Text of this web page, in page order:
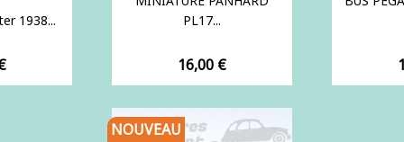
1938...
PL17...
Prix
16,00 €
NOUVEAU